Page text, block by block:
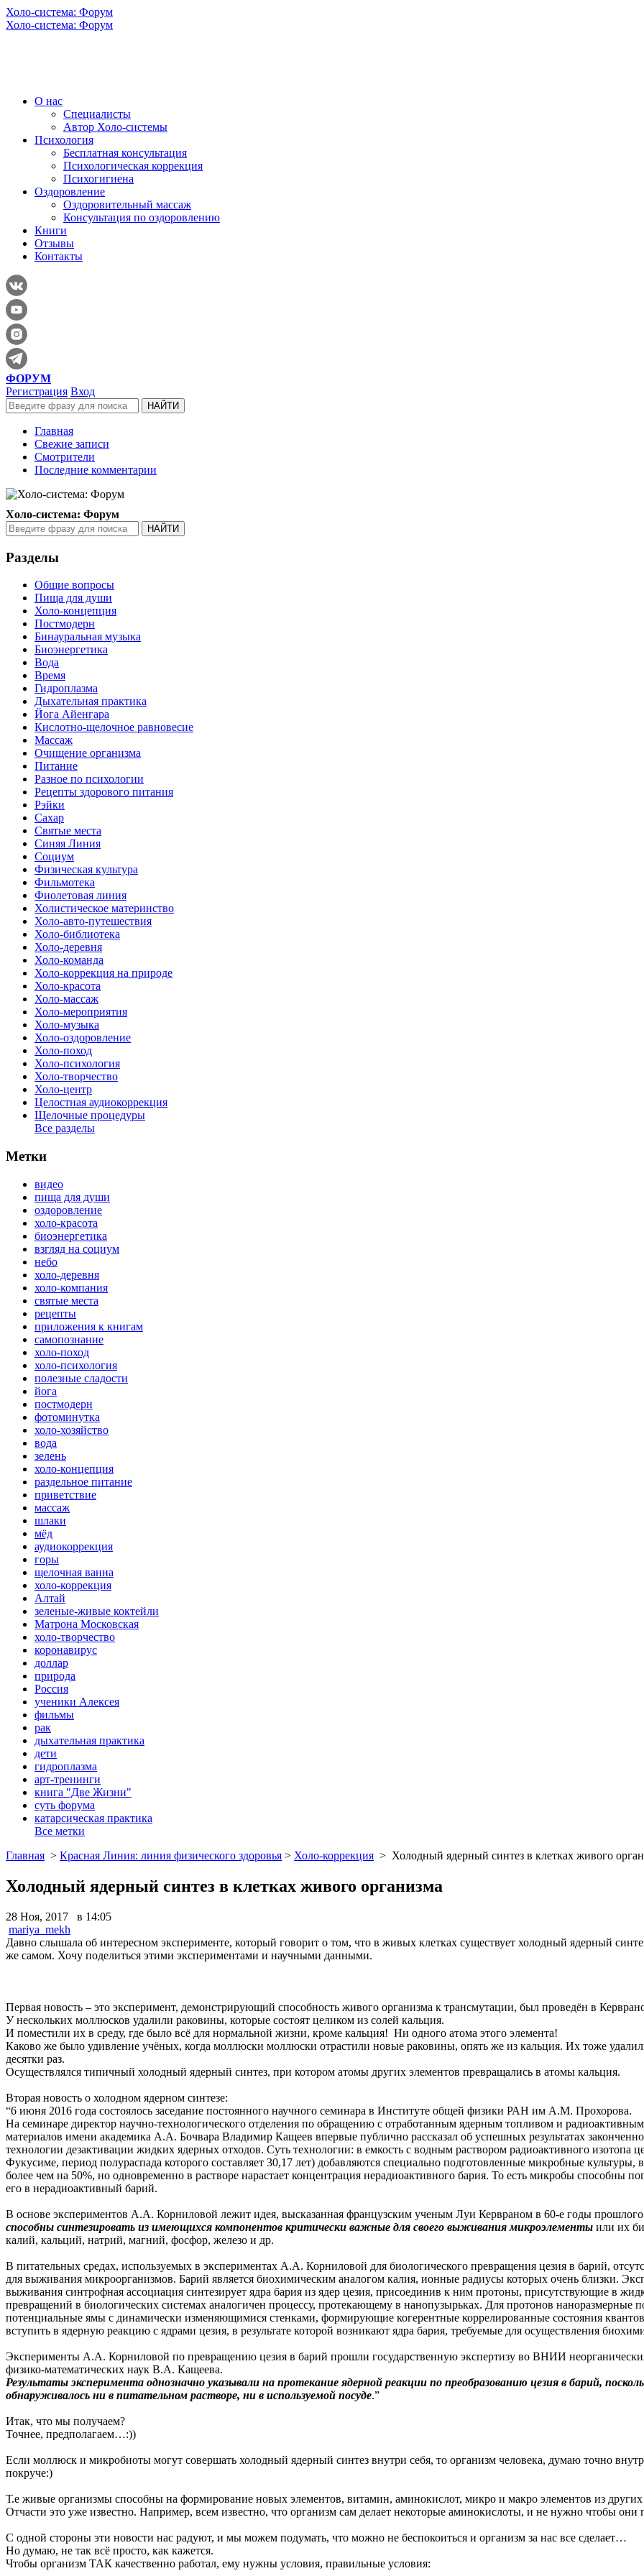
Холо-система: Форум
Холо-система: Форум
О нас
Специалисты
Автор Холо-системы
Психология
Бесплатная консультация
Психологическая коррекция
Психогигиена
Оздоровление
Оздоровительный массаж
Консультация по оздоровлению
Книги
Отзывы
Контакты
ФОРУМ
Регистрация Вход
Главная
Свежие записи
Смотрители
Последние комментарии
Холо-система: Форум
Разделы
Общие вопросы
Пища для души
Холо-концепция
Постмодерн
Бинауральная музыка
Биоэнергетика
Вода
Время
Гидроплазма
Дыхательная практика
Йога Айенгара
Кислотно-щелочное равновесие
Массаж
Очищение организма
Питание
Разное по психологии
Рецепты здорового питания
Рэйки
Сахар
Святые места
Синяя Линия
Социум
Физическая культура
Фильмотека
Фиолетовая линия
Холистическое материнство
Холо-авто-путешествия
Холо-библиотека
Холо-деревня
Холо-команда
Холо-коррекция на природе
Холо-красота
Холо-массаж
Холо-мероприятия
Холо-музыка
Холо-оздоровление
Холо-поход
Холо-психология
Холо-творчество
Холо-центр
Целостная аудиокоррекция
Щелочные процедуры
Все разделы
Метки
видео
пища для души
оздоровление
холо-красота
биоэнергетика
взгляд на социум
небо
холо-деревня
холо-компания
святые места
рецепты
приложения к книгам
самопознание
холо-поход
холо-психология
полезные сладости
йога
постмодерн
фотоминутка
холо-хозяйство
вода
зелень
холо-концепция
раздельное питание
приветствие
массаж
шлаки
мёд
аудиокоррекция
горы
щелочная ванна
холо-коррекция
Алтай
зеленые-живые коктейли
Матрона Московская
холо-творчество
коронавирус
доллар
природа
Россия
ученики Алексея
фильмы
рак
дыхательная практика
дети
гидроплазма
арт-тренинги
книга "Две Жизни"
суть форума
катарсическая практика
Все метки
Главная > Красная Линия: линия физического здоровья > Холо-коррекция > Холодный ядерный синтез в клетках живого
Холодный ядерный синтез в клетках живого организма
28 Ноя, 2017 в 14:05
mariya_mekh
Давно слышала об интересном эксперименте, который говорит о том, что в живых клетках существует холодный ядерный
же самом. Хочу поделиться этими экспериментами и научными данными.
Первая новость – это эксперимент, демонстрирующий способность живого организма к трансмутации, был проведён в
У нескольких моллюсков удалили раковины, которые состоят целиком из солей кальция.
И поместили их в среду, где было всё для нормальной жизни, кроме кальция! Ни одного атома этого элемента!
Каково же было удивление учёных, когда моллюски моллюски отрастили новые раковины, опять же из кальция. Их тоже
десятки раз.
Осуществлялся типичный холодный ядерный синтез, при котором атомы других элементов превращались в атомы кальция.
Вторая новость о холодном ядерном синтезе:
“6 июня 2016 года состоялось заседание постоянного научного семинара в Институте общей физики РАН им А.М. Прохорова.
На семинаре директор научно-технологического отделения по обращению с отработанным ядерным топливом и
материалов имени академика А.А. Бочвара Владимир Кащеев впервые публично рассказал об успешных результатах
технологии дезактивации жидких ядерных отходов. Суть технологии: в емкость с водным раствором радиоактивного изотопа
Фукусиме, период полураспада которого составляет 30,17 лет) добавляются специально подготовленные микробные культуры,
более чем на 50%, но одновременно в растворе нарастает концентрация нерадиоактивного бария. То есть микробы способны
его в нерадиоактивный барий.
В основе экспериментов А.А. Корниловой лежит идея, высказанная французским ученым Луи Кервраном в 60-е годы прошлого
способны синтезировать из имеющихся компонентов критически важные для своего выживания микроэлементы или их
калий, кальций, натрий, магний, фосфор, железо и др.
В питательных средах, используемых в экспериментах А.А. Корниловой для биологического превращения цезия в барий,
для выживания микроорганизмов. Барий является биохимическим аналогом калия, ионные радиусы которых очень близки.
выживания синтрофная ассоциация синтезирует ядра бария из ядер цезия, присоединив к ним протоны, присутствующие в
превращений в биологических системах аналогичен процессу, протекающему в нанопузырьках. Для протонов наноразмерные
потенциальные ямы с динамически изменяющимися стенками, формирующие когерентные коррелированные состояния
вступить в ядерную реакцию с ядрами цезия, в результате которой возникают ядра бария, требуемые для осуществления
Эксперименты А.А. Корниловой по превращению цезия в барий прошли государственную экспертизу во ВНИИ
физико-математических наук В.А. Кащеева.
Результаты эксперимента однозначно указывали на протекание ядерной реакции по преобразованию цезия в барий,
обнаруживалось ни в питательном растворе, ни в используемой посуде.”
Итак, что мы получаем?
Точнее, предполагаем…:))
Если моллюск и микробиоты могут совершать холодный ядерный синтез внутри себя, то организм человека, думаю точно
покруче:)
Т.е живые организмы способны на формирование новых элементов, витамин, аминокислот, микро и макро элементов из
Отчасти это уже известно. Например, всем известно, что организм сам делает некоторые аминокислоты, и не нужно чтобы они
С одной стороны эти новости нас радуют, и мы можем подумать, что можно не беспокоиться и организм за нас все сделает…
Но думаю, не так всё просто, как кажется.
Чтобы организм ТАК качественно работал, ему нужны условия, правильные условия: